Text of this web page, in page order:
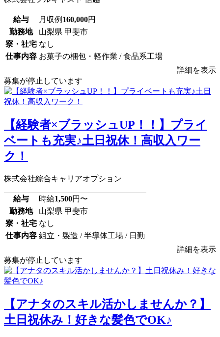
給与 月収例 160,000円
勤務地
山梨県 甲斐市
寮・社宅 なし
仕事内容 お菓子の梱包・軽作業 / 食品系工場
詳細を表示
募集が停止しています
【経験者×ブラッシュUP！！】プライ
ベートも充実♪土日祝休！高収入ワー
ク！
株式会社綜合キャリアオプション
給与 時給1,500円〜
勤務地
山梨県 甲斐市
寮・社宅 なし
仕事内容 組立・製造 / 半導体工場 / 日勤
詳細を表示
募集が停止しています
【アナタのスキル活かしませんか？】
土日祝休み！好きな髪色でOK♪